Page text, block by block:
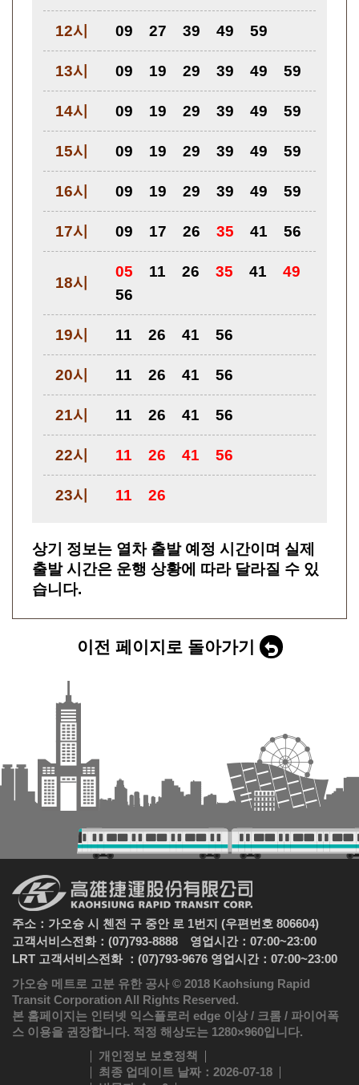
12시 09 27 39 49 59
13시 09 19 29 39 49 59
14시 09 19 29 39 49 59
15시 09 19 29 39 49 59
16시 09 19 29 39 49 59
17시 09 17 26 35 41 56
18시
05 11 26 35 41
49
56
19시 11 26 41 56
20시 11 26 41 56
21시 11 26 41 56
22시 11 26 41 56
23시 11 26
상기 정보는 열차 출발 예정 시간이며 실제
출발 시간은 운행 상황에 따라 달라질 수 있
습니다.
이전 페이지로 돌아가기
주소：가오슝 시 첸전 구 중안 로 1번지 (우편번호 806604)
고객서비스전화：(07)793-8888 영업시간：07:00~23:00
LRT 고객서비스전화 ：(07)793-9676 영업시간：07:00~23:00
가오슝 메트로 고분 유한 공사 © 2018 Kaohsiung Rapid
Transit Corporation All Rights Reserved.
본 홈페이지는 인터넷 익스플로러 edge 이상 / 크롬 / 파이어폭
스 이용을 권장합니다. 적정 해상도는 1280×960입니다.
개인정보 보호정책
최종 업데이트 날짜 ：2026-07-18